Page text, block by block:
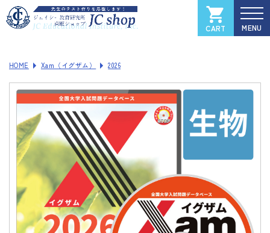
CART
全国大学入試過去問データベース
Xam（イグザム）
Xam 2025
Xam 2024
Xam 2023
Xam 2022
Xam 2021
HOME Xam（イグザム） 2026